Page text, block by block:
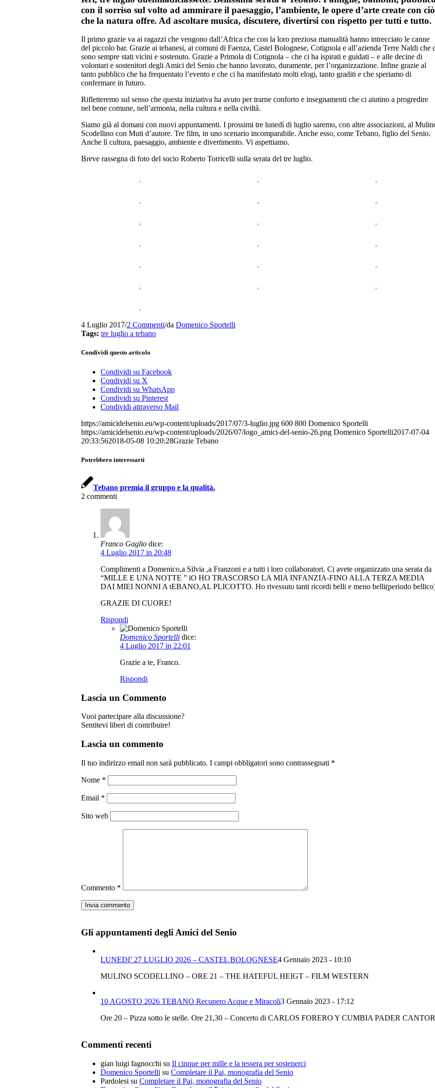
con il sorriso sul volto ad ammirare il paesaggio, l’ambiente, le opere d’arte create con ciò
che la natura offre. Ad ascoltare musica, discutere, divertirsi con rispetto per tutti e tutto.
Il primo grazie va ai ragazzi che vengono dall’Africa che con la loro preziosa manualità hanno intrecciato le canne
del piccolo bar. Grazie ai tebanesi, ai comuni di Faenza, Castel Bolognese, Cotignola e all’azienda Terre Naldi che
sono sempre stati vicini e sostenuto. Grazie a Primola di Cotignola – che ci ha ispirati e guidati – e alle decine di
volontari e sostenitori degli Amici del Senio che hanno lavorato, duramente, per l’organizzazione. Infine grazie al
tanto pubblico che ha frequentato l’evento e che ci ha manifestato molti elogi, tanto graditi e che speriamo di
confermare in futuro.
Rifletteremo sul senso che questa iniziativa ha avuto per trarne conforto e insegnamenti che ci aiutino a progredire
nel bene comune, nell’armonia, nella cultura e nella civiltà.
Siamo già al domani con nuovi appuntamenti. I prossimi tre lunedì di luglio saremo, con altre associazioni, al
Scodellino con Muti d’autore. Tre film, in uno scenario incomparabile. Anche esso, come Tebano, figlio del Senio.
Anche lì cultura, paesaggio, ambiente e divertimento. Vi aspettiamo.
Breve rassegna di foto del socio Roberto Torricelli sulla serata del tre luglio.
4 Luglio 2017/2 Commenti/da Domenico Sportelli
Tags: tre luglio a tebano
Condividi questo articolo
Condividi su Facebook
Condividi su X
Condividi su WhatsApp
Condividi su Pinterest
Condividi attraverso Mail
https://amicidelsenio.eu/wp-content/uploads/2017/07/3-luglio.jpg 600 800 Domenico Sportelli
https://amicidelsenio.eu/wp-content/uploads/2026/07/logo_amici-del-senio-26.png Domenico Sportelli2017-07-04
20:33:562018-05-08 10:20:28Grazie Tebano
Potrebbero interessarti
Tebano premia il gruppo e la qualità.
2 commenti
Franco Gaglio dice:
4 Luglio 2017 in 20:48
Complimenti a Domenico,a Silvia ,a Franzoni e a tutti i loro collaboratori. Ci avete organizzato una serata da
“MILLE E UNA NOTTE ” iO HO TRASCORSO LA MIA INFANZIA-FINO ALLA TERZA MEDIA
DAI MIEI NONNI A tEBANO,AL PLICOTTO. Ho rivessuto tanti ricordi belli e meno belli(periodo
GRAZIE DI CUORE!
Rispondi
Domenico Sportelli dice:
4 Luglio 2017 in 22:01
Grazie a te, Franco.
Rispondi
Lascia un Commento
Vuoi partecipare alla discussione?
Sentitevi liberi di contribuire!
Lascia un commento
Il tuo indirizzo email non sarà pubblicato. I campi obbligatori sono contrassegnati *
Nome *
Email *
Sito web
Commento *
Gli appuntamenti degli Amici del Senio
LUNEDI’ 27 LUGLIO 2026 – CASTEL BOLOGNESE4 Gennaio 2023 - 10:10
MULINO SCODELLINO – ORE 21 – THE HATEFUL HEIGT – FILM WESTERN
10 AGOSTO 2026 TEBANO Recupero Acque e Miracoli3 Gennaio 2023 - 17:12
Ore 20 – Pizza sotto le stelle. Ore 21,30 – Concerto di CARLOS FORERO Y CUMBIA PADER
Commenti recenti
gian luigi fagnocchi su Il cinque per mille e la tessera per sostenerci
Domenico Sportelli su Completare il Pai, monografia del Senio
Pardolesi su Completare il Pai, monografia del Senio